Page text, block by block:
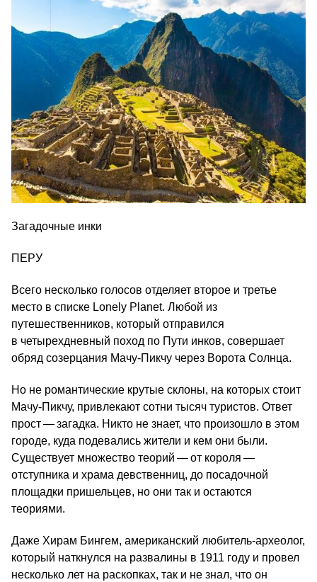
Загадочные инки
ПЕРУ
Всего несколько голосов отделяет второе и третье
место в списке Lonely Planet. Любой из
путешественников, который отправился
в четырехдневный поход по Пути инков, совершает
обряд созерцания Мачу-Пикчу через Ворота Солнца.
Но не романтические крутые склоны, на которых стоит
Мачу-Пикчу, привлекают сотни тысяч туристов. Ответ
прост — загадка. Никто не знает, что произошло в этом
городе, куда подевались жители и кем они были.
Существует множество теорий — от короля —
отступника и храма девственниц, до посадочной
площадки пришельцев, но они так и остаются
теориями.
Даже Хирам Бингем, американский любитель-археолог,
который наткнулся на развалины в 1911 году и провел
несколько лет на раскопках, так и не знал, что он